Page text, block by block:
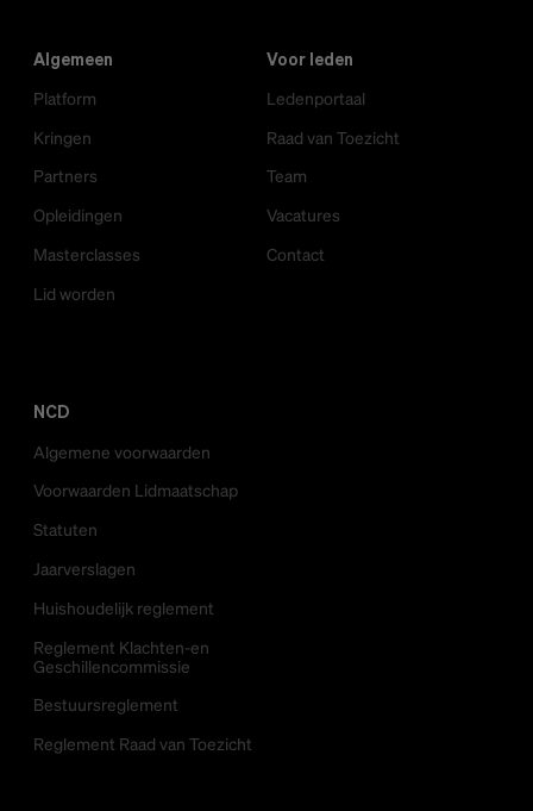
Algemeen
Platform
Kringen
Partners
Opleidingen
Masterclasses
Lid worden
Voor leden
Ledenportaal
Raad van Toezicht
Team
Vacatures
Contact
NCD
Algemene voorwaarden
Voorwaarden Lidmaatschap
Statuten
Jaarverslagen
Huishoudelijk reglement
Reglement Klachten-en
Geschillencommissie
Bestuursreglement
Reglement Raad van Toezicht